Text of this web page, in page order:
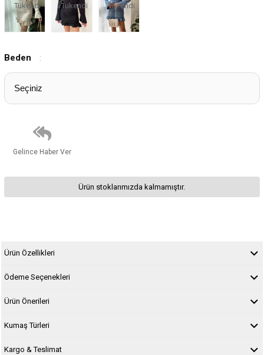
Tükendi Tükendi Tükendi
Beden :
Gelince Haber Ver
Ürün stoklarımızda kalmamıştır.
Ürün Özellikleri
Ödeme Seçenekleri
Ürün Önerileri
Kumaş Türleri
Kargo & Teslimat